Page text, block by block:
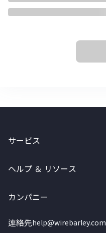
サービス
ヘルプ ＆ リソース
カンパニー
連絡先help@wirebarley.com